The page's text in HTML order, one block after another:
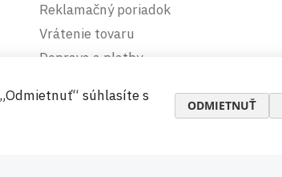
Reklamačný poriadok
Vrátenie tovaru
Doprava a platby
Ochrana osobných údajov
súhlasíte s
ODMIETNUŤ